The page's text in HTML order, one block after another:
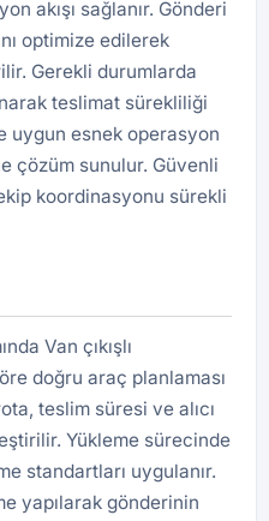
akışı sağlanır. Gönderi
optimize edilerek
Gerekli durumlarda
teslimat sürekliliği
uygun esnek operasyon
çözüm sunulur. Güvenli
koordinasyonu sürekli
Van çıkışlı
doğru araç planlaması
teslim süresi ve alıcı
Yükleme sürecinde
standartları uygulanır.
yapılarak gönderinin